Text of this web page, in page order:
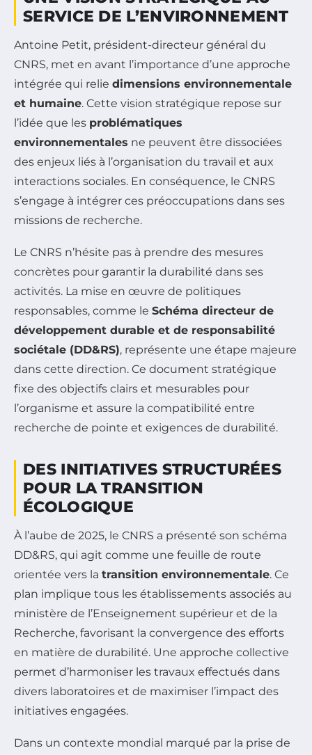
SERVICE DE L’ENVIRONNEMENT
Antoine Petit, président-directeur général du
CNRS, met en avant l’importance d’une approche
intégrée qui relie dimensions environnementale
et humaine. Cette vision stratégique repose sur
l’idée que les problématiques
environnementales ne peuvent être dissociées
des enjeux liés à l’organisation du travail et aux
interactions sociales. En conséquence, le CNRS
s’engage à intégrer ces préoccupations dans ses
missions de recherche.
Le CNRS n’hésite pas à prendre des mesures
concrètes pour garantir la durabilité dans ses
activités. La mise en œuvre de politiques
responsables, comme le Schéma directeur de
développement durable et de responsabilité
sociétale (DD&RS), représente une étape majeure
dans cette direction. Ce document stratégique
fixe des objectifs clairs et mesurables pour
l’organisme et assure la compatibilité entre
recherche de pointe et exigences de durabilité.
DES INITIATIVES STRUCTURÉES
POUR LA TRANSITION
ÉCOLOGIQUE
À l’aube de 2025, le CNRS a présenté son schéma
DD&RS, qui agit comme une feuille de route
orientée vers la transition environnementale. Ce
plan implique tous les établissements associés au
ministère de l’Enseignement supérieur et de la
Recherche, favorisant la convergence des efforts
en matière de durabilité. Une approche collective
permet d’harmoniser les travaux effectués dans
divers laboratoires et de maximiser l’impact des
initiatives engagées.
Dans un contexte mondial marqué par la prise de